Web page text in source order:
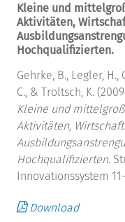
Kleine und
Aktivitäten,
Hochqualifizierten.
Gehrke, B., Legler, H.,
C., & Troltsch, K.
Kleine und
Aktivitäten,
Hochqualifizierten.
Innovationssystem
Download